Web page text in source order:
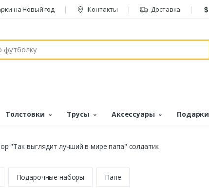
на Новый год Контакты Доставка
Толстовки Трусы Аксессуары Подарки
"Так выглядит лучший в мире папа" солдатик
Подарочные наборы Папе